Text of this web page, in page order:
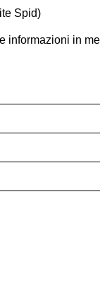
Spid)
informazioni in